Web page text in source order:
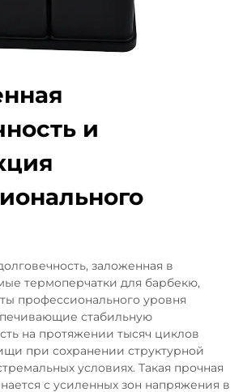
и
заложенная в
термоперчатки для барбекю,
профессионального уровня
стабильную
на протяжении тысяч циклов
при сохранении структурной
условиях. Такая прочная
с усиленных зон напряжения в